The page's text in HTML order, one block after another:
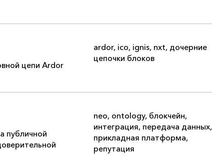
цепи Ardor
ardor, ico, ignis, nxt, дочерние
цепочки блоков
публичной
neo, ontology, блокчейн,
интеграция, передача данных,
прикладная платформа,
репутация